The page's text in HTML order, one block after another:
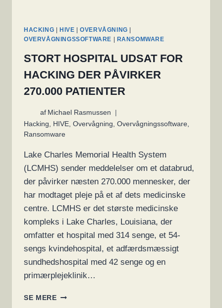
HACKING HIVE |OVERVÅGNING
OVERVÅGNINGSSOFTWARE
RANSOMWARE
STORT HOSPITAL UDSAT FOR
HACKING DER PÅVIRKER
270.000 PATIENTER
af Michael Rasmussen
Hacking
HIVE Overvågning Overvågningssoftware
Ransomware
Lake Charles Memorial Health System
(LCMHS) sender meddelelser om et databrud,
der påvirker næsten 270.000 mennesker, der
har modtaget pleje på et af dets medicinske
centre. LCMHS er det største medicinske
kompleks i Lake Charles, Louisiana, der
omfatter et hospital med 314 senge, et 54-
sengs kvindehospital, et adfærdsmæssigt
sundhedshospital med 42 senge og en
primærplejeklinik…
SE MERESTORT